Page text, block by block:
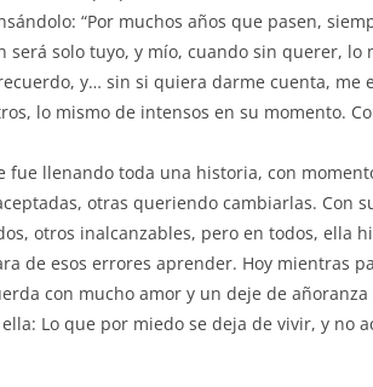
“Por muchos años que pasen,
será solo tuyo, y mío, cuando sin querer, lo
y… sin si quiera darme cuenta, me
lo mismo de intensos en su momento.
fue llenando toda una historia, con
otras queriendo cambiarlas. Con
otros inalcanzables, pero en todos, ella
de esos errores aprender. Hoy mientras
con mucho amor y un deje de
Lo que por miedo se deja de vivir, y no